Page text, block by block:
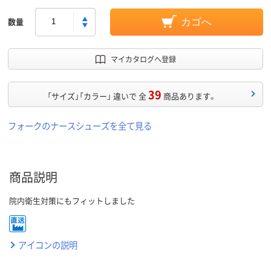
数量 カゴへ
マイカタログへ登録
「サイズ」「カラー」 違いで 全39 商品あります。
フォークのナースシューズを全て見る
商品説明
院内衛生対策にもフィットしました
アイコンの説明